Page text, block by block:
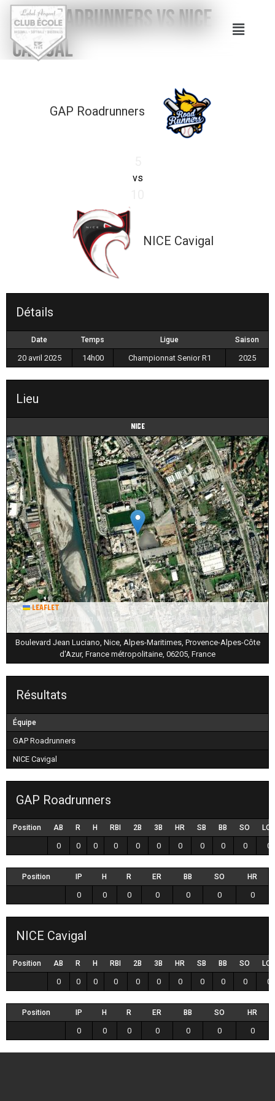
GAP Roadrunners vs NICE
Cavigal
GAP Roadrunners
vs
NICE Cavigal
Détails
Date Temps Ligue Saison
20 avril 2025 14h00 Championnat Senior R1 2025
Lieu
Nice
Leaflet | Tiles © Esri — Source: Esri, i-cubed, USDA, USGS, AEX,
GeoEye, Getmapping, Aerogrid, IGN, IGP, UPR-EGP, and the GIS User
Community
Boulevard Jean Luciano, Nice, Alpes-Maritimes, Provence-Alpes-Côte
d'Azur, France métropolitaine, 06205, France
Résultats
Équipe
GAP Roadrunners
NICE Cavigal
GAP Roadrunners
Position AB R H RBI 2B 3B HR SB BB SO LOB
0 0 0 0 0 0 0 0 0 0 0
Position IP H R ER BB SO HR
0 0 0 0 0 0 0
NICE Cavigal
Position AB R H RBI 2B 3B HR SB BB SO LOB
0 0 0 0 0 0 0 0 0 0 0
Position IP H R ER BB SO HR
0 0 0 0 0 0 0